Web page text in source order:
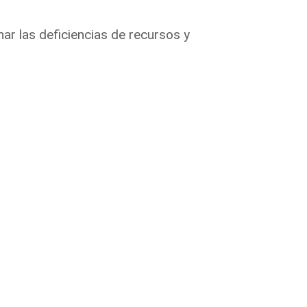
las deficiencias de recursos y